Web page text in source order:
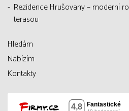
Rezidence Hrušovany – moderní
terasou
Hledám
Nabízím
Kontakty